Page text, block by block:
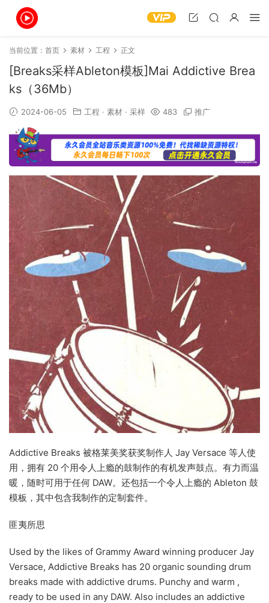
当前位置： 首页 素材 工程 正文
[Breaks采样Ableton模板]Mai Addictive Brea
ks（36Mb）
2024-06-05 工程 · 素材 · 采样 483 推广
Addictive Breaks 被格莱美奖获奖制作人 Jay Versace 等人使
用，拥有 20 个用令人上瘾的鼓制作的有机发声鼓点。有力而温
暖，随时可用于任何 DAW。还包括一个令人上瘾的 Ableton 鼓
模板，其中包含我制作的定制套件。
匪夷所思
Used by the likes of Grammy Award winning producer Jay
Versace, Addictive Breaks has 20 organic sounding drum
breaks made with addictive drums. Punchy and warm ,
ready to be used in any DAW. Also includes an addictive